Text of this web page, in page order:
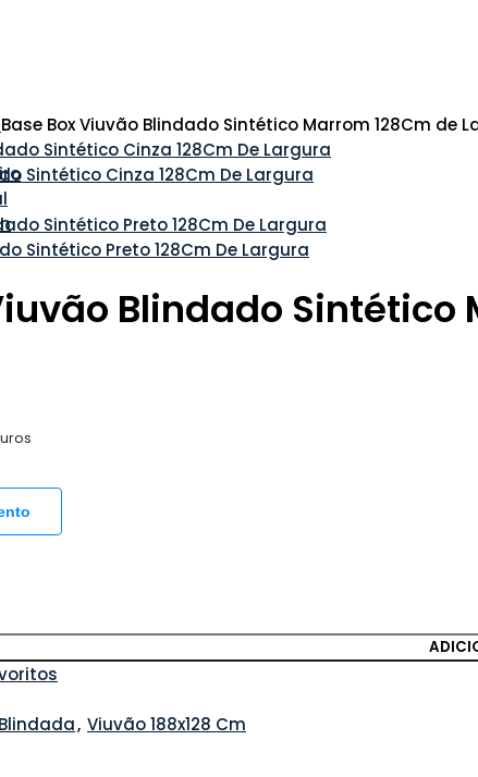
Base Box Viuvão Blindado Sintético Marrom 128Cm de
Sintético Cinza 128Cm De Largura
Sintético Preto 128Cm De Largura
Blindado Sintético
Blindada, Viuvão 188x128 Cm